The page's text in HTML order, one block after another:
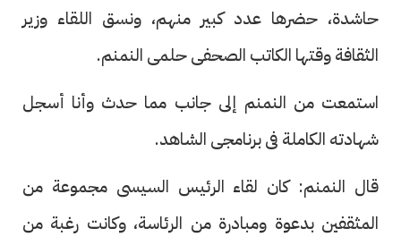
حاشدة، حضرها عدد كبير منهم، ونسق اللقاء وزير
الثقافة وقتها الكاتب الصحفى حلمى النمنم.
استمعت من النمنم إلى جانب مما حدث وأنا أسجل
شهادته الكاملة فى برنامجى الشاهد.
قال النمنم: كان لقاء الرئيس السيسى مجموعة من
المثقفين بدعوة ومبادرة من الرئاسة، وكانت رغبة من